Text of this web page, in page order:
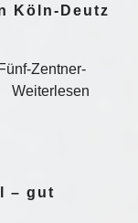
Köln-Deutz
Zentner-
Weiterlesen
– gut